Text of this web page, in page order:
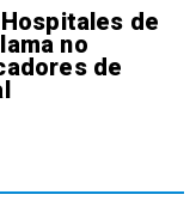
de
no
de